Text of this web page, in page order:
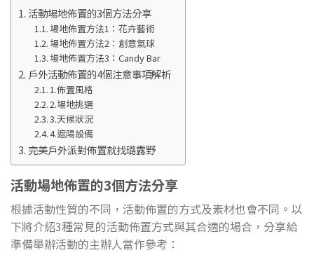
活動場地佈置的3個方法分享
場地佈置方法1：花卉藝術
場地佈置方法2：創意氣球
場地佈置方法3：Candy Bar
戶外活動佈置的4個注意事項解析
1.佈置風格
2.場地挑選
3.天候狀況
4.遮陽設備
完美戶外派對佈置就找璐露野
活動場地佈置的3個方法分享
根據活動性質的不同，活動佈置的方式及素材也會不同。以
下將介紹3種常見的活動佈置方式與其合適的場合，分享給
準備舉辦活動的主辦人當作參考：